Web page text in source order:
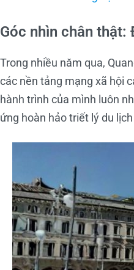
Góc nhìn chân thật:
Trong nhiều năm qua,
các nền tảng mạng xã hội
hành trình của mình luôn
ứng hoàn hảo triết lý du